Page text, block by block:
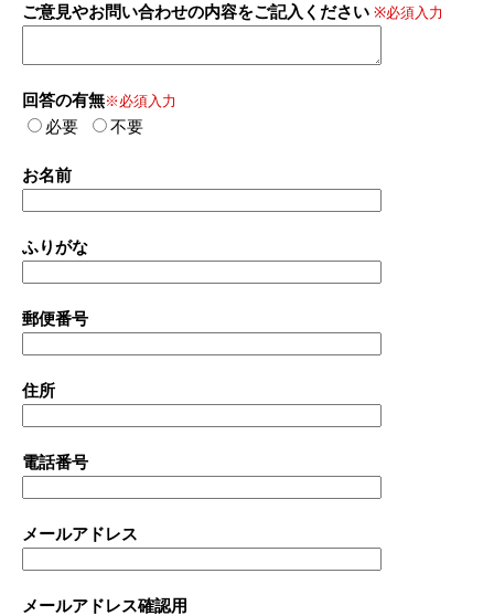
ご意見やお問い合わせの内容をご記入ください ※必須入力
回答の有無※必須入力
必要 不要
お名前
ふりがな
郵便番号
住所
電話番号
メールアドレス
メールアドレス確認用